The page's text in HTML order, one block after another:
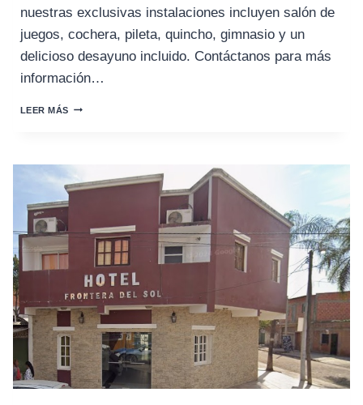
nuestras exclusivas instalaciones incluyen salón de
juegos, cochera, pileta, quincho, gimnasio y un
delicioso desayuno incluido. Contáctanos para más
información…
LEER MÁSHOTEL